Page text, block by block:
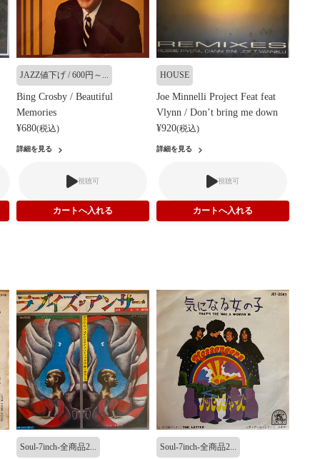
JAZZ値下げ / 600円～...
Bing Crosby / Beautiful
Memories
¥680(税込)
詳細を見る
視聴可
HOUSE
Joe Minnelli Project Feat feat
Vlynn / Don’t bring me down
¥920(税込)
詳細を見る
視聴可
Soul-7inch-全商品2... Soul-7inch-全商品2...